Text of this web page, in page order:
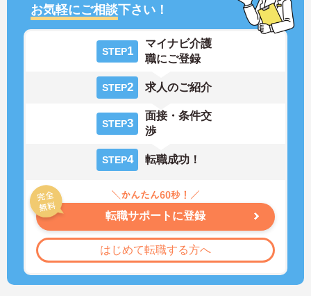
お気軽にご相談下さい！
STEP1
マイナビ介護
職にご登録
STEP2 求人のご紹介
STEP3
面接・条件交
渉
STEP4 転職成功！
転職サポートに登録
はじめて転職する方へ